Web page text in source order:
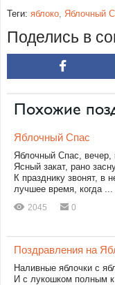
Теги: яблоко, Яблочный
Поделись в
Похожие
Яблочный Спас
Яблочный Спас, вечер,
Ясный закат, рано
К празднику звонят, в
лучшее время, когда ...
2045 0
Поздравления на
Наливные яблочки с
И с лукошком полным